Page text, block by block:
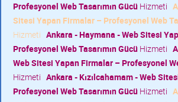
Profesyonel Web Tasarımın Gücü Hizmeti
Sitesi Yapan Firmalar – Profesyonel Web
Hizmeti Ankara - Haymana - Web Sitesi
Profesyonel Web Tasarımın Gücü Hizmeti
Web Sitesi Yapan Firmalar – Profesyonel
Hizmeti Ankara - Kızılcahamam - Web
Profesyonel Web Tasarımın Gücü Hizmeti